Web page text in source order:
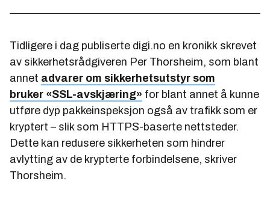
Tidligere i dag publiserte digi.no en kronikk skrevet
av sikkerhetsrådgiveren Per Thorsheim, som blant
annet advarer om sikkerhetsutstyr som
bruker «SSL-avskjæring» for blant annet å kunne
utføre dyp pakkeinspeksjon også av trafikk som er
kryptert – slik som HTTPS-baserte nettsteder.
Dette kan redusere sikkerheten som hindrer
avlytting av de krypterte forbindelsene, skriver
Thorsheim.